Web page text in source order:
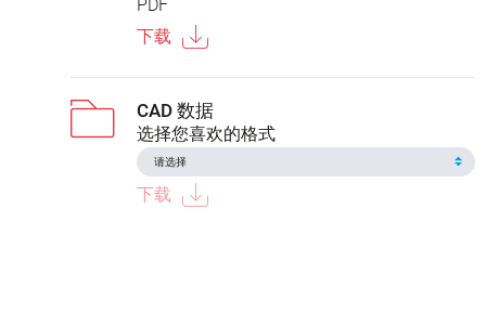
PDF
下载
CAD 数据
选择您喜欢的格式
下载